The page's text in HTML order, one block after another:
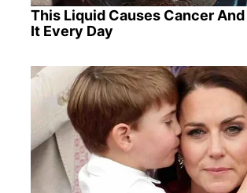
This Liquid Causes Cancer
It Every Day